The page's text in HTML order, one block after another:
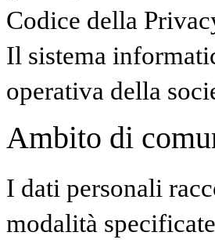
Codice della
Il sistema
operativa della
Ambito di
I dati personali
modalità